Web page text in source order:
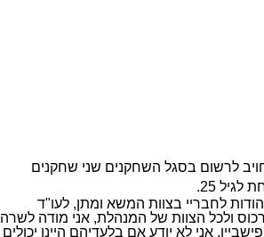
תחויב לרשום בסגל השחקנים שני שחקנים
לחבריי בצוות המשא ומתן, לעו"ד
ולכל הצוות של המנהלת, אני מודה לשרה
אני לא יודע אם בלעדיהם היינו יכולים